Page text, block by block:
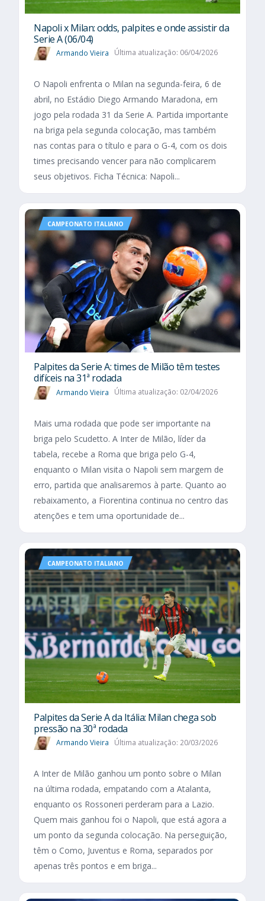
Napoli x Milan: odds, palpites e onde assistir da
Serie A (06/04)
Armando Vieira Última atualização: 06/04/2026
O Napoli enfrenta o Milan na segunda-feira, 6 de
abril, no Estádio Diego Armando Maradona, em
jogo pela rodada 31 da Serie A. Partida importante
na briga pela segunda colocação, mas também
nas contas para o título e para o G-4, com os dois
times precisando vencer para não complicarem
seus objetivos. Ficha Técnica: Napoli...
CAMPEONATO ITALIANO
Palpites da Serie A: times de Milão têm testes
difíceis na 31ª rodada
Armando Vieira Última atualização: 02/04/2026
Mais uma rodada que pode ser importante na
briga pelo Scudetto. A Inter de Milão, líder da
tabela, recebe a Roma que briga pelo G-4,
enquanto o Milan visita o Napoli sem margem de
erro, partida que analisaremos à parte. Quanto ao
rebaixamento, a Fiorentina continua no centro das
atenções e tem uma oportunidade de...
CAMPEONATO ITALIANO
Palpites da Serie A da Itália: Milan chega sob
pressão na 30ª rodada
Armando Vieira Última atualização: 20/03/2026
A Inter de Milão ganhou um ponto sobre o Milan
na última rodada, empatando com a Atalanta,
enquanto os Rossoneri perderam para a Lazio.
Quem mais ganhou foi o Napoli, que está agora a
um ponto da segunda colocação. Na perseguição,
têm o Como, Juventus e Roma, separados por
apenas três pontos e em briga...